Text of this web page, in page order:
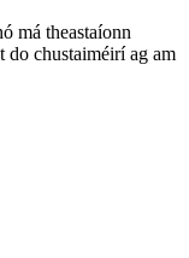
má theastaíonn
do chustaiméirí ag am